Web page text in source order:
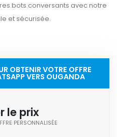
bots conversants avec notre
et sécurisée.
OBTENIR VOTRE OFFRE
VERS OUGANDA
le prix
PERSONNALISÉE